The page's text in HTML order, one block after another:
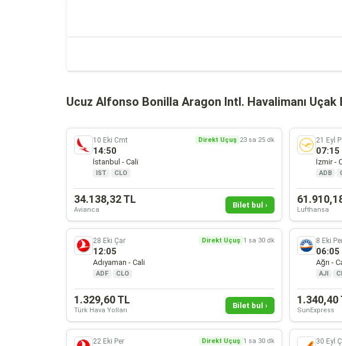
Ucuz Alfonso Bonilla Aragon Intl. Havalimanı Uçak
10 Eki Cmt Direkt Uçuş 23 sa 25 dk
14:50
İstanbul - Cali
IST · CLO
34.138,32 TL
Avianca
Bilet bul ›
21 Eyl
07:15
İzmir -
ADB ·
Lufthansa
28 Eki Çar Direkt Uçuş 1 sa 30 dk
12:05
Adıyaman - Cali
ADF · CLO
1.329,60 TL
Türk Hava Yolları
Bilet bul ›
8 Eki
06:05
Ağrı -
AJI ·
1.340,40
SunExpress
22 Eki Per Direkt Uçuş 1 sa 30 dk 30 Eyl